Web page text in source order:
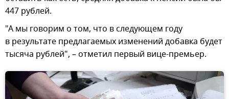
447 рублей.
"А мы говорим о том, что в следующем году
в результате предлагаемых изменений добавка будет
тысяча рублей", – отметил первый вице-премьер.